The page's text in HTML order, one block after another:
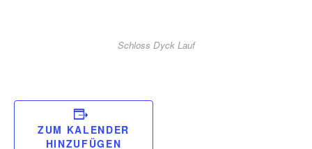
Schloss Dyck Lauf
ZUM KALENDER
HINZUFÜGEN